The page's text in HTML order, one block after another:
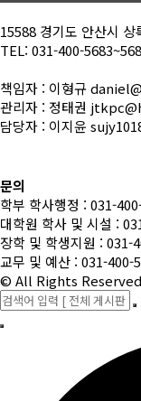
15588 경기도 안산시
TEL: 031-400-
책임자 : 이형규
관리자 : 정태권
담당자 : 이지윤
문의
학부 학사행정 : 031-
대학원 학사 및 시설 :
장학 및 학생지원 : 031-
교무 및 예산 : 031-400-
© All Rights Reserved